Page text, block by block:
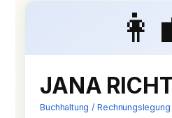
JANA
Buchhaltung /